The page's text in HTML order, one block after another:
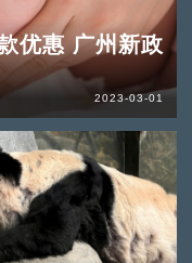
优惠 广州新政
2023-03-01